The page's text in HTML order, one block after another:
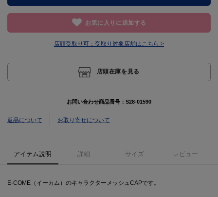
お気に入りに追加する
店頭受取り可： 受取り対象店舗はこちら >
店頭在庫を見る
お問い合わせ商品番号： S28-01590
返品について お取り寄せについて
アイテム説明 詳細 サイズ レビュー
E-COME（イーカム）のキャラクターメッシュCAPです。